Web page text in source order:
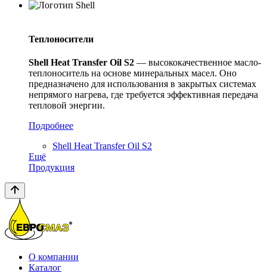
Теплоносители
Shell Heat Transfer Oil S2 — высококачественное масло-
теплоноситель на основе минеральных масел. Оно
предназначено для использования в закрытых системах
непрямого нагрева, где требуется эффективная передача
тепловой энергии.
Подробнее
Shell Heat Transfer Oil S2
Ещё
Продукция
О компании
Каталог